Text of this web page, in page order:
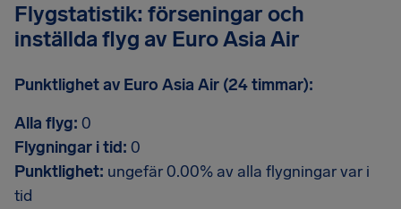
Flygstatistik: förseningar och
inställda flyg av Euro Asia Air
Punktlighet av Euro Asia Air (24 timmar):
Alla flyg: 0
Flygningar i tid: 0
Punktlighet: ungefär 0.00% av alla flygningar var i
tid